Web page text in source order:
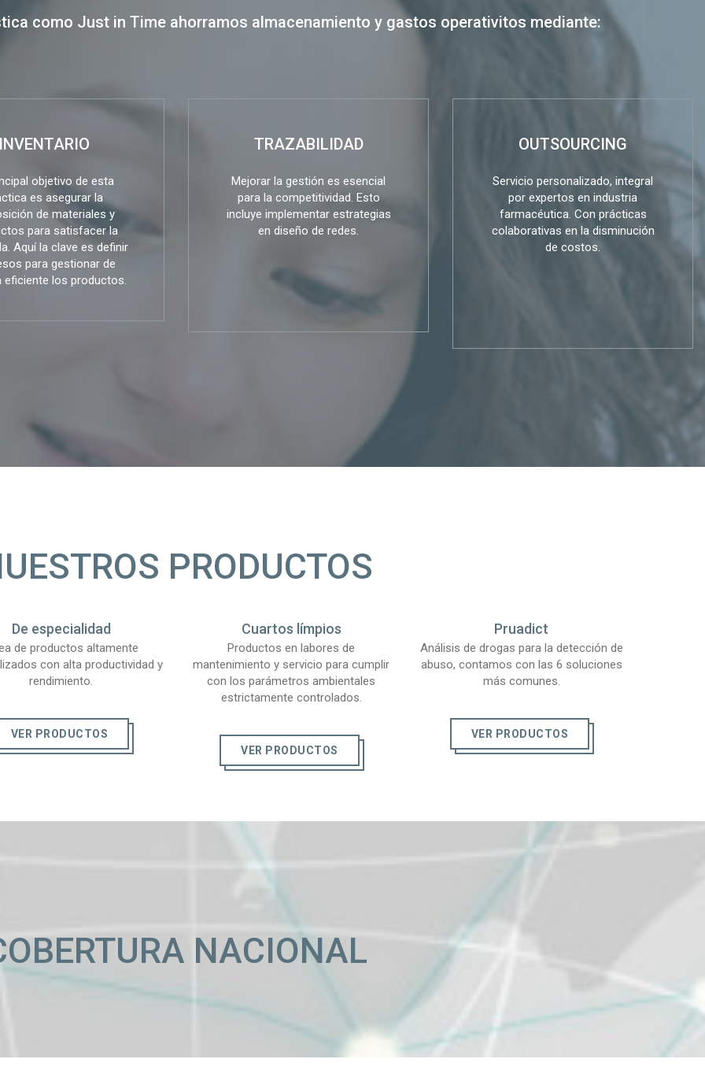
como Just in Time ahorramos almacenamiento y gastos operativitos mediante:
objetivo de esta
es asegurar la
de materiales y
para satisfacer la
Aquí la clave es definir
para gestionar de
eficiente los productos.
TRAZABILIDAD
Mejorar la gestión es esencial
para la competitividad. Esto
incluye implementar estrategias
en diseño de redes.
OUTSOURCING
Servicio personalizado, integral
por expertos en industria
farmacéutica. Con prácticas
colaborativas en la disminución
de costos.
PRODUCTOS
De especialidad
de productos altamente
con alta productividad y
rendimiento.
VER PRODUCTOS
Cuartos límpios
Productos en labores de
mantenimiento y servicio para cumplir
con los parámetros ambientales
estrictamente controlados.
VER PRODUCTOS
Pruadict
Análisis de drogas para la detección de
abuso, contamos con las 6 soluciones
más comunes.
VER PRODUCTOS
NACIONAL